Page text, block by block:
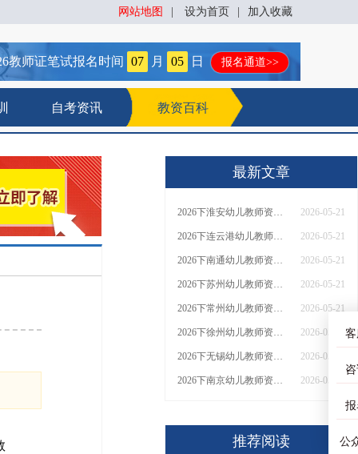
网站地图 设为首页 加入收藏
教师证笔试报名时间 07 月 05 日 报名通道>>
自考资讯 教资百科
最新文章
2026下淮安幼儿教师资格证什么时候报名 怎么报名 2026-05-21
2026下连云港幼儿教师资格证什么时候报名 怎么报名 2026-05-21
2026下南通幼儿教师资格证什么时候报名 怎么报名 2026-05-21
2026下苏州幼儿教师资格证什么时候报名 怎么报名 2026-05-21
2026下常州幼儿教师资格证什么时候报名 怎么报名 2026-05-21
2026下徐州幼儿教师资格证什么时候报名 怎么报名 2026-05-21
2026下无锡幼儿教师资格证什么时候报名 怎么报名 2026-05-21
2026下南京幼儿教师资格证什么时候报名 怎么报名 2026-05-21
推荐阅读 公